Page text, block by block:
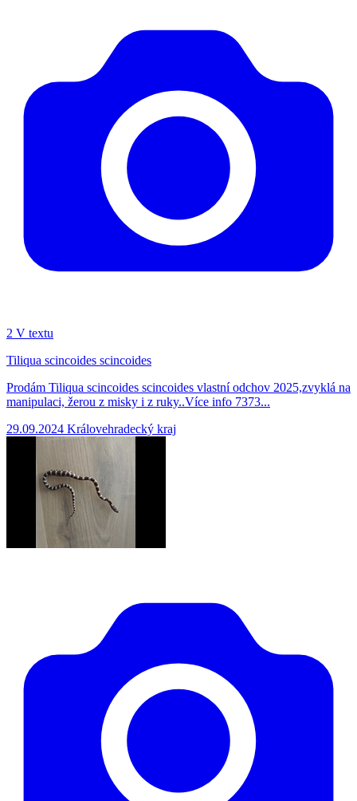
2 V textu
Tiliqua scincoides scincoides
Prodám Tiliqua scincoides scincoides vlastní odchov 2025,zvyklá na
manipulaci, žerou z misky i z ruky..Více info 7373...
29.09.2024 Královehradecký kraj